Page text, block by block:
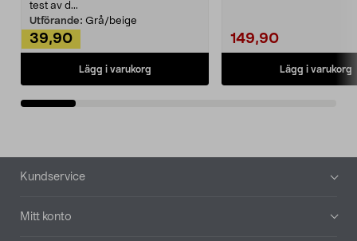
test av d...
Utförande: Grå/beige
39,90
Lägg i varukorg
149,90
Lägg i varukorg
Sidfot
Kundservice
Mitt konto